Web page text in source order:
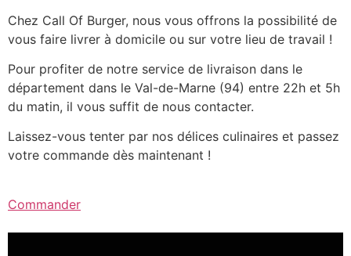
Chez Call Of Burger, nous vous offrons la possibilité de
vous faire livrer à domicile ou sur votre lieu de travail !
Pour profiter de notre service de livraison dans le
département dans le Val-de-Marne (94) entre 22h et 5h
du matin, il vous suffit de nous contacter.
Laissez-vous tenter par nos délices culinaires et passez
votre commande dès maintenant !
Commander